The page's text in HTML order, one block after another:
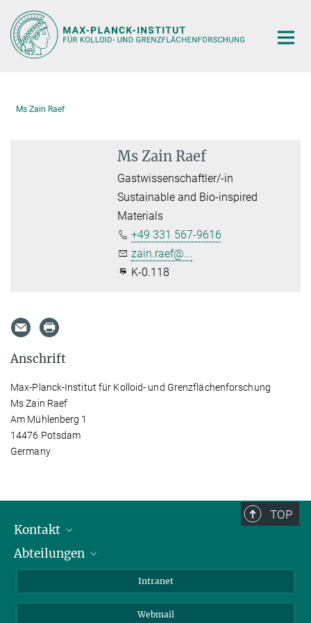
Hauptinhalt
Ms Zain Raef
Ms Zain Raef
Gastwissenschaftler/-in
Sustainable and Bio-inspired
Materials
+49 331 567-9616
zain.raef@...
K-0.118
Anschrift
Max-Planck-Institut für Kolloid- und Grenzflächenforschung
Ms Zain Raef
Am Mühlenberg 1
14476 Potsdam
Germany
TOP
Kontakt
Mitarbeiterverzeichnis
Abteilungen
Intranet
Webmail